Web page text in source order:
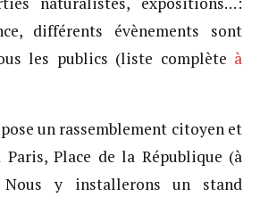
différents évènements sont
les publics (liste complète à
un rassemblement citoyen et
Place de la République (à
y installerons un stand